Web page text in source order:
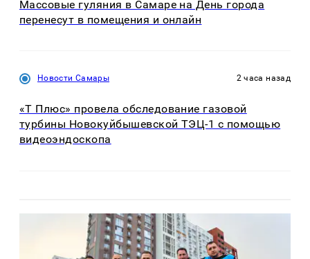
Массовые гуляния в Самаре на День города
перенесут в помещения и онлайн
Новости Самары 2 часа назад
«Т Плюс» провела обследование газовой
турбины Новокуйбышевской ТЭЦ-1 с помощью
видеоэндоскопа